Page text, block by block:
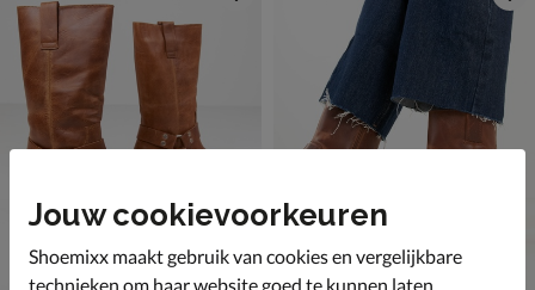
Jouw cookievoorkeuren
Shoemixx maakt gebruik van cookies en vergelijkbare
technieken om haar website goed te kunnen laten